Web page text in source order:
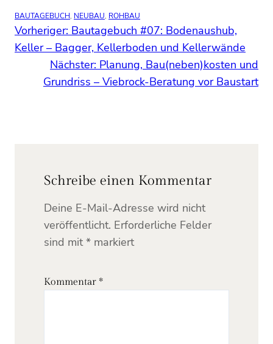
BAUTAGEBUCH, NEUBAU, ROHBAU
Vorheriger: Bautagebuch #07: Bodenaushub,
Keller – Bagger, Kellerboden und Kellerwände
Nächster: Planung, Bau(neben)kosten und
Grundriss – Viebrock-Beratung vor Baustart
Schreibe einen Kommentar
Deine E-Mail-Adresse wird nicht
veröffentlicht. Erforderliche Felder
sind mit* markiert
Kommentar *